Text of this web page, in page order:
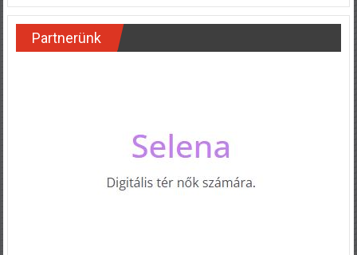
Partnerünk